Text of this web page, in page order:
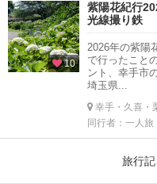
10
紫陽花紀行
光線撮り鉄
2026年の紫陽
で行ったこと
ント、幸手市
埼玉県...
幸手・久喜・
同行者：一人旅
旅行